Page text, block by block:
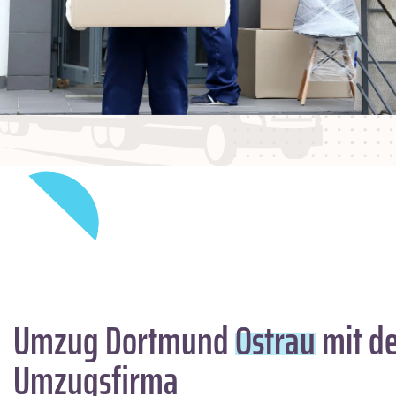
Umzug DortmundOstraumit
Umzugsfirma